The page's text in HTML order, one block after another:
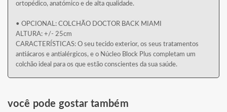
ortopédico, anatómico e de alta qualidade.
• OPCIONAL: COLCHÃO DOCTOR BACK MIAMI
ALTURA: +/- 25cm
CARACTERÍSTICAS: O seu tecido exterior, os seus tratamentos
antiácaros e antialérgicos, e o Núcleo Block Plus completam um
colchão ideal para os que estão conscientes da sua saúde.
você pode gostar também